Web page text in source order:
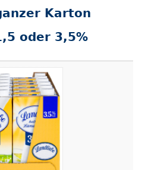
Karton
oder 3,5%